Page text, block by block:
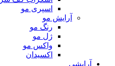
اسپری مو
آرایش مو
رنگ مو
ژل مو
واکس مو
اکسیدان
آرایشی